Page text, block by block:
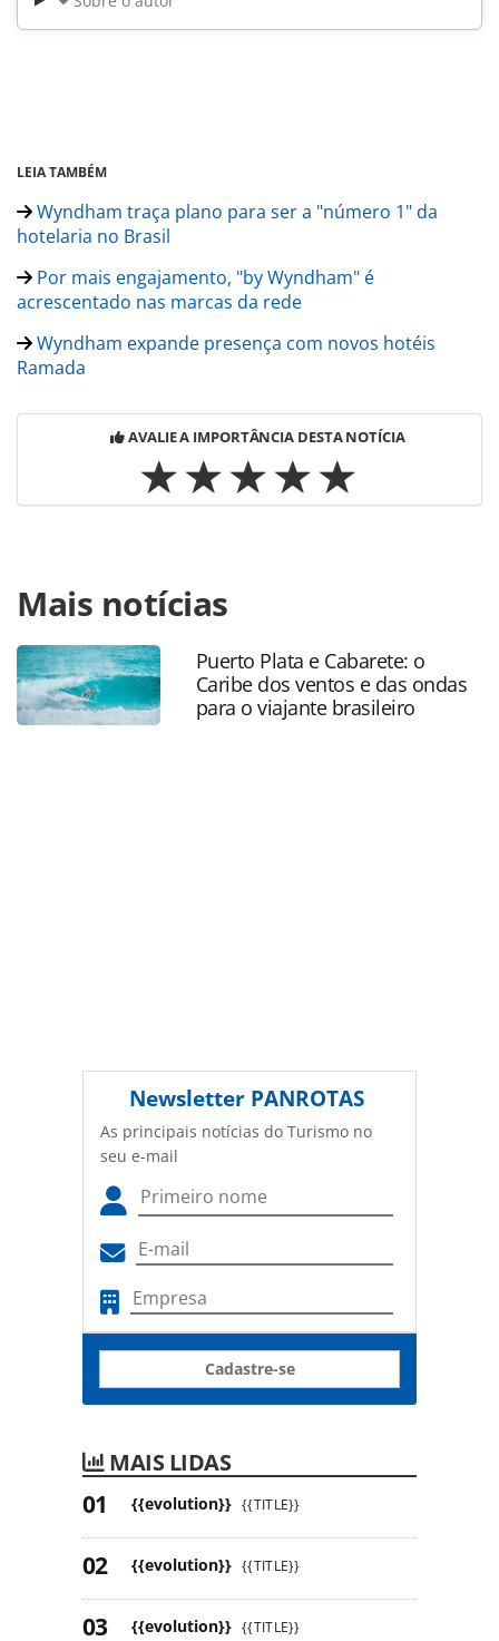
LEIA TAMBÉM
Wyndham traça plano para ser a "número 1" da
hotelaria no Brasil
Por mais engajamento, "by Wyndham" é
acrescentado nas marcas da rede
Wyndham expande presença com novos hotéis
Ramada
AVALIE A IMPORTÂNCIA DESTA NOTÍCIA
https://www.panrotas.com.br/gente/eventos/2018/04/veja-
fotos-do-evento-do-wyndham-no-palacio-tangara-
sp_154912.html ou as ferramentas oferecidas na página.
Todo o conteúdo produzido pela PANROTAS Editora é
protegido pela legislação brasileira sobre direito autoral.
Não reproduza o conteúdo sem autorização da PANROTAS
Mais notícias
Puerto Plata e Cabarete: o
Caribe dos ventos e das ondas
para o viajante brasileiro
Newsletter PANROTAS
As principais notícias do Turismo no
seu e-mail
Cadastre-se
MAIS LIDAS
{{evolution}} {{TITLE}}
{{evolution}} {{TITLE}}
{{evolution}} {{TITLE}}